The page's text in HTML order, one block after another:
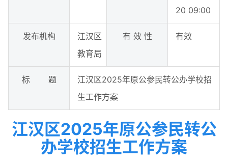
20 09:00
发布机构
江汉区
教育局
有 效 性 有效
标 题
江汉区2025年原公参民转公办学校招
生工作方案
江汉区2025年原公参民转公
办学校招生工作方案